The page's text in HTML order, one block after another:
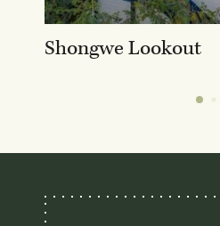
Shongwe Lookout